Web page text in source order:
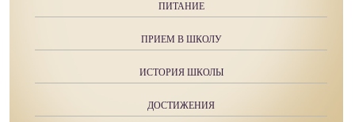
ПИТАНИЕ
ПРИЕМ В ШКОЛУ
ИСТОРИЯ ШКОЛЫ
ДОСТИЖЕНИЯ